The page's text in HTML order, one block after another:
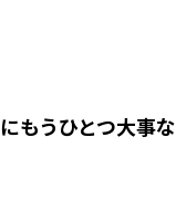
もうひとつ大事な